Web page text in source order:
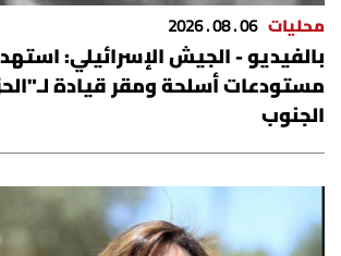
محليات 06 . 08 . 2026
بالفيديو - الجيش الإسرائيلي:
مستودعات أسلحة ومقر قيادة
الجنوب